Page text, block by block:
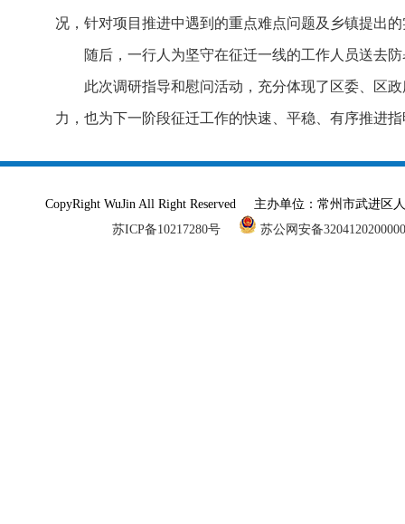
况，针对项目推进中遇到的重点难点问题及乡镇提出
随后，一行人为坚守在征迁一线的工作人员送去
此次调研指导和慰问活动，充分体现了区委、区
力，也为下一阶段征迁工作的快速、平稳、有序推进
CopyRight WuJin All Right Reserved 主办单位：常州市武进
苏ICP备10217280号
苏公网安备